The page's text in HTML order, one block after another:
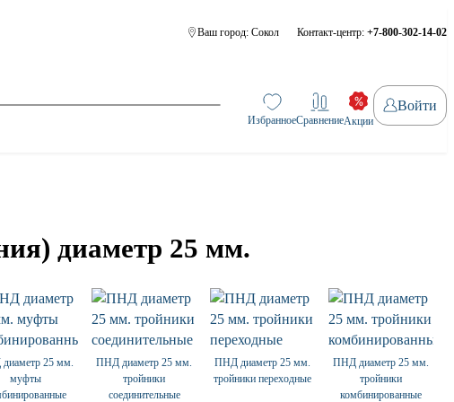
Ваш город: Сокол Контакт-центр: +7-800-302-14-02
ИзбранноеСравнениеАкции
Войти
диаметр 25 мм.
25 мм.
муфты
ПНД диаметр 25 мм.
тройники
соединительные
ПНД диаметр 25 мм.
тройники переходные
ПНД диаметр 25 мм.
тройники
комбинированные